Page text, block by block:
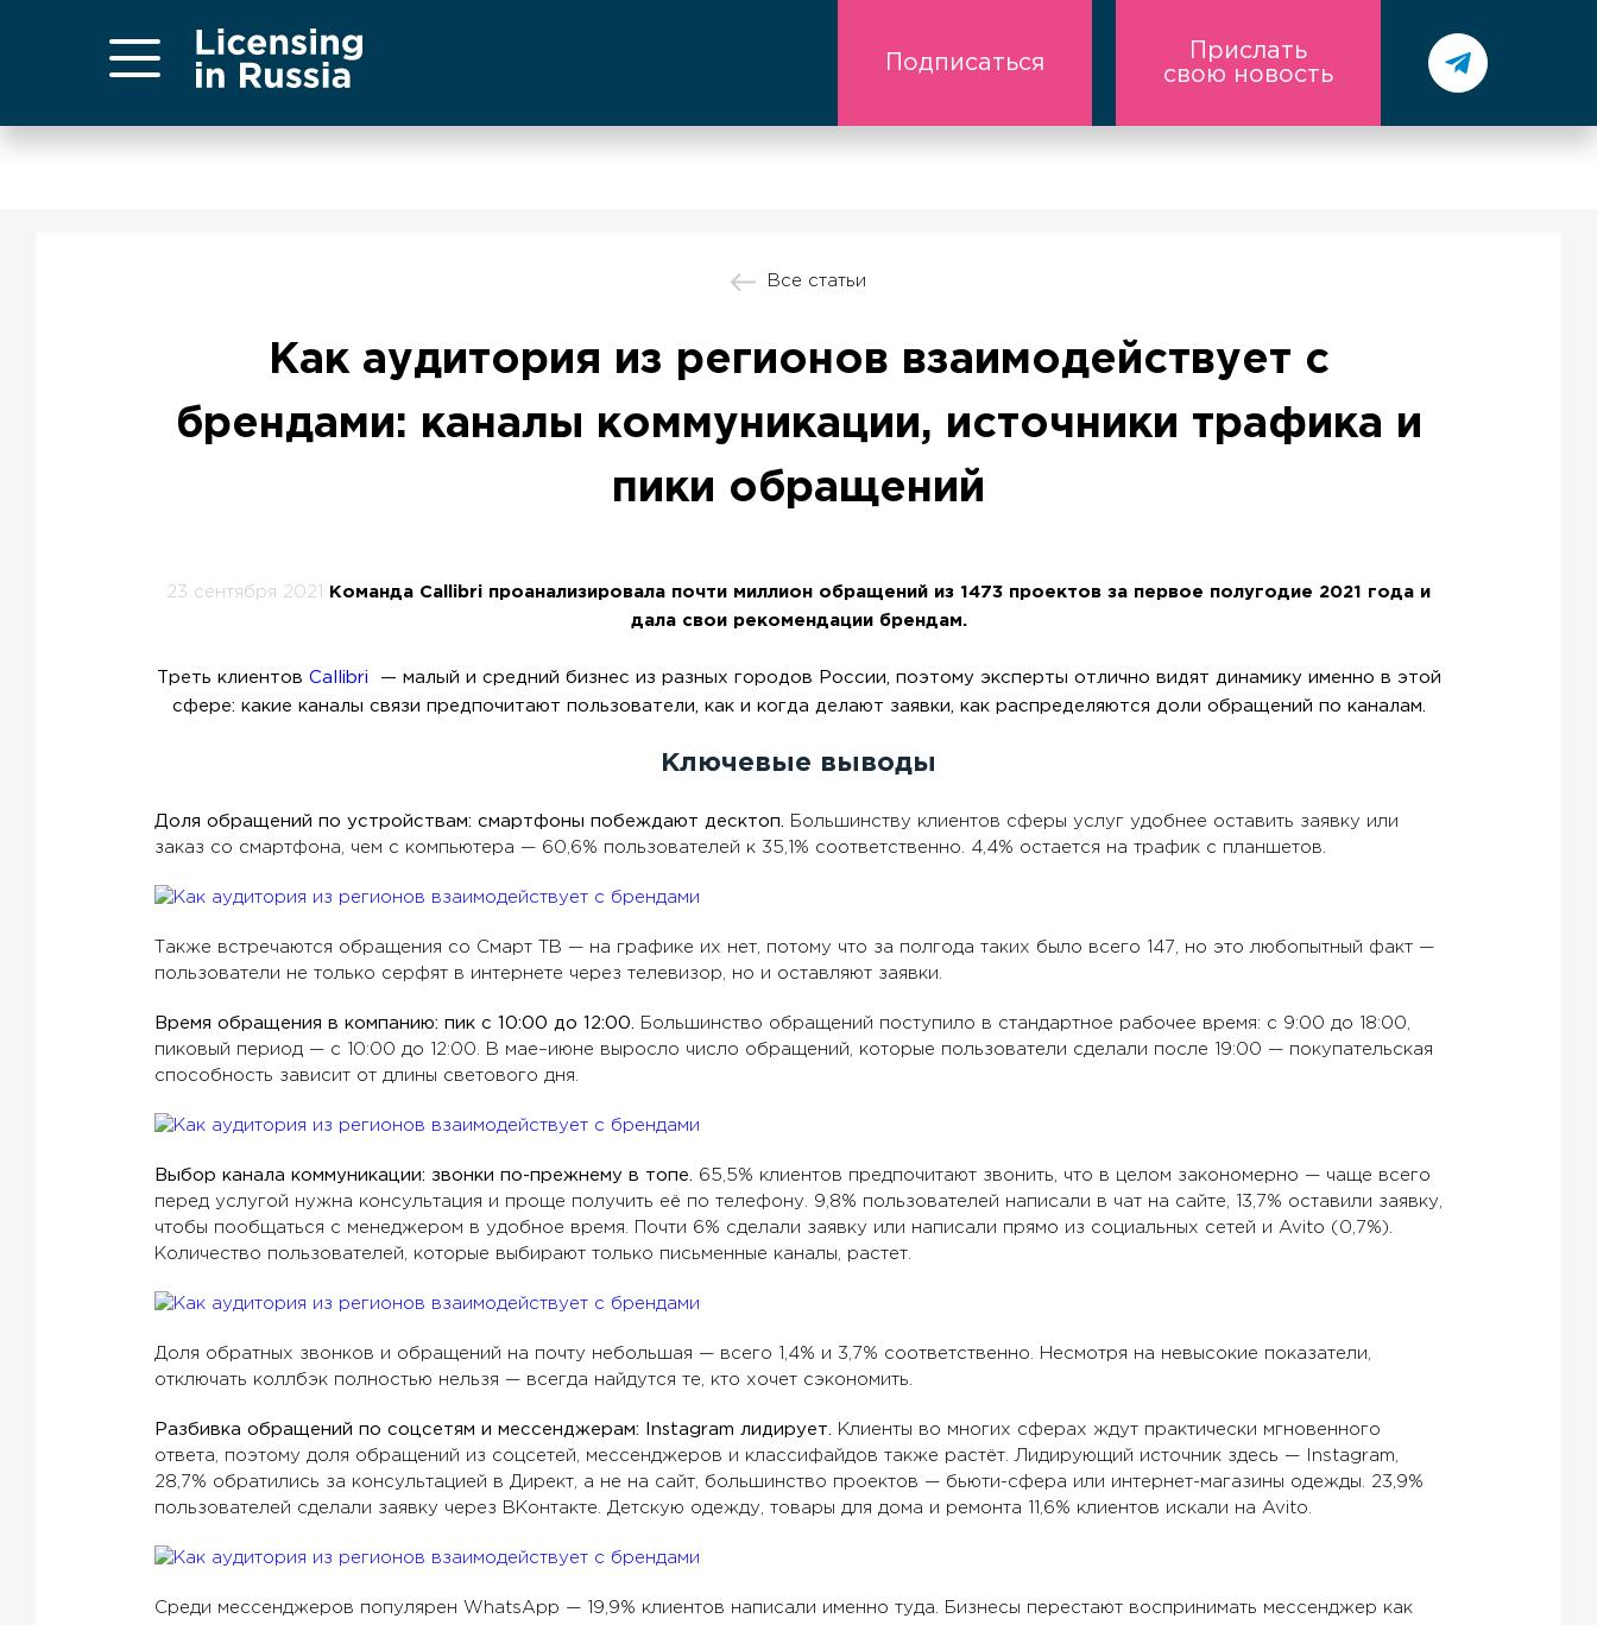
Подписаться
Прислать
свою новость
Все статьи
Как аудитория из регионов взаимодействует с
брендами: каналы коммуникации, источники трафика и
пики обращений
23 сентября 2021
Команда Callibri проанализировала почти миллион обращений из 1473 проектов за первое полугодие 2021 года и
дала свои рекомендации брендам.
Треть клиентов Callibri — малый и средний бизнес из разных городов России, поэтому эксперты отлично видят динамику именно в этой
сфере: какие каналы связи предпочитают пользователи, как и когда делают заявки, как распределяются доли обращений по каналам.
Ключевые выводы
Доля обращений по устройствам: смартфоны побеждают десктоп.
Большинству клиентов сферы услуг удобнее оставить заявку или
заказ со смартфона, чем с компьютера — 60,6% пользователей к 35,1% соответственно. 4,4% остается на трафик с планшетов.
Также встречаются обращения со Смарт ТВ — на графике их нет, потому что за полгода таких было всего 147, но это любопытный факт —
пользователи не только серфят в интернете через телевизор, но и оставляют заявки.
Время обращения в компанию: пик с 10:00 до 12:00.
Большинство обращений поступило в стандартное рабочее время: с 9:00 до 18:00,
пиковый период — с 10:00 до 12:00. В мае–июне выросло число обращений, которые пользователи сделали после 19:00 — покупательская
способность зависит от длины светового дня.
Выбор канала коммуникации: звонки по-прежнему в топе. 65,5% клиентов предпочитают звонить, что в целом закономерно — чаще всего
перед услугой нужна консультация и проще получить её по телефону. 9,8% пользователей написали в чат на сайте, 13,7% оставили заявку,
чтобы пообщаться с менеджером в удобное время. Почти 6% сделали заявку или написали прямо из социальных сетей и Avito (0,7%).
Количество пользователей, которые выбирают только письменные каналы, растет.
Доля обратных звонков и обращений на почту небольшая — всего 1,4% и 3,7% соответственно. Несмотря на невысокие показатели,
отключать коллбэк полностью нельзя — всегда найдутся те, кто хочет сэкономить.
Разбивка обращений по соцсетям и мессенджерам: Instagram лидирует.
Клиенты во многих сферах ждут практически мгновенного
ответа, поэтому доля обращений из соцсетей, мессенджеров и классифайдов также растёт. Лидирующий источник здесь — Instagram,
28,7% обратились за консультацией в Директ, а не на сайт, большинство проектов — бьюти-сфера или интернет-магазины одежды. 23,9%
пользователей сделали заявку через ВКонтакте. Детскую одежду, товары для дома и ремонта 11,6% клиентов искали на Avito.
Среди мессенджеров популярен WhatsApp — 19,9% клиентов написали именно туда. Бизнесы перестают воспринимать мессенджер как